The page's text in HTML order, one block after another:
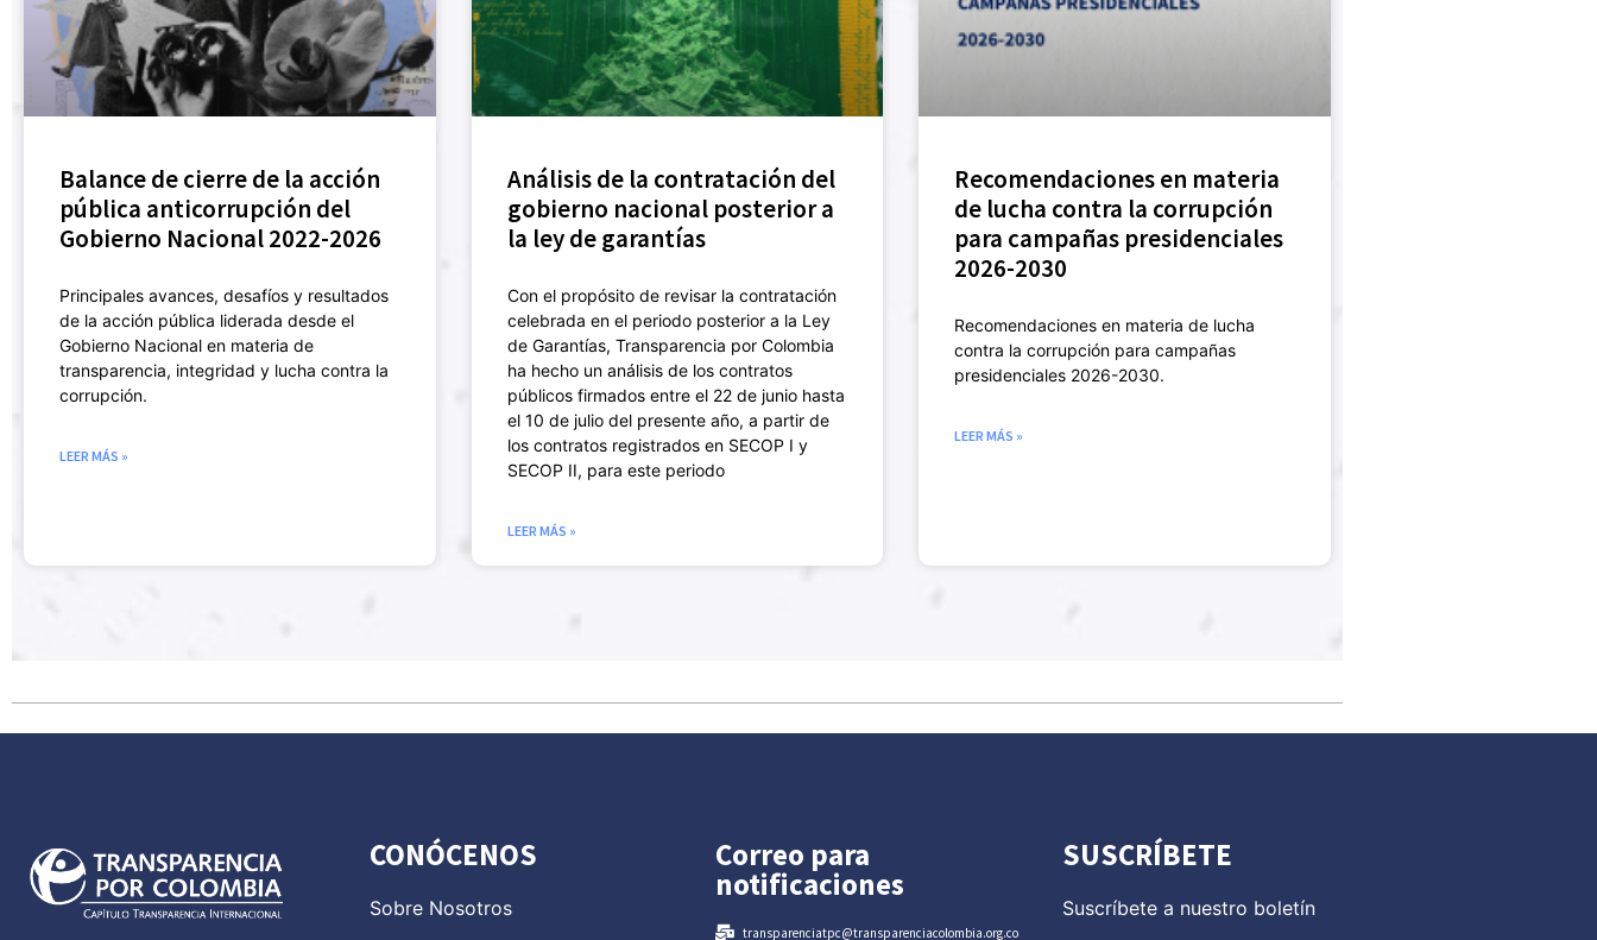
Balance de cierre de la acción
pública anticorrupción del
Gobierno Nacional 2022-2026
Principales avances, desafíos y resultados
de la acción pública liderada desde el
Gobierno Nacional en materia de
transparencia, integridad y lucha contra la
corrupción.
LEER MÁS »
Análisis de la contratación del
gobierno nacional posterior a
la ley de garantías
Con el propósito de revisar la contratación
celebrada en el periodo posterior a la Ley
de Garantías, Transparencia por Colombia
ha hecho un análisis de los contratos
públicos firmados entre el 22 de junio hasta
el 10 de julio del presente año, a partir de
los contratos registrados en SECOP I y
SECOP II, para este periodo
LEER MÁS »
Recomendaciones en materia
de lucha contra la corrupción
para campañas presidenciales
2026-2030
Recomendaciones en materia de lucha
contra la corrupción para campañas
presidenciales 2026-2030.
LEER MÁS »
CONÓCENOS
Sobre Nosotros
Correo para
notificaciones
transparenciatpc@transparenciacolombia.org.co
SUSCRÍBETE
Suscríbete a nuestro boletín